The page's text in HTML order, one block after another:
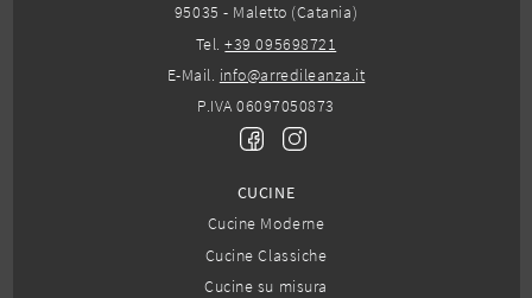
95035 - Maletto (Catania)
Tel.+39 095698721
E-Mail. info@arredileanza.it
P.IVA 06097050873
CUCINE
Cucine Moderne
Cucine Classiche
Cucine su misura